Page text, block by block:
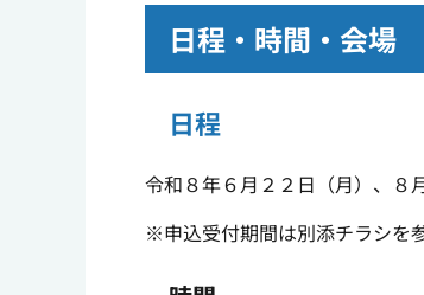
日程・時間・会場
日程
令和８年６月２２日（月）、８
※申込受付期間は別添チラシを